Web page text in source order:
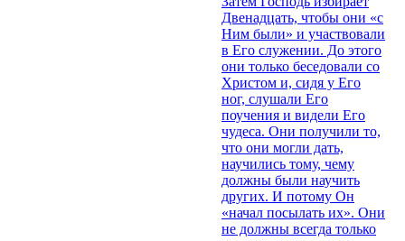
Двенадцать, чтобы они «с
Ним были» и участвовали
в Его служении. До этого
они только беседовали со
Христом и, сидя у Его
ног, слушали Его
поучения и видели Его
чудеса. Они получили то,
что они могли дать,
научились тому, чему
должны были научить
других. И потому Он
«начал посылать их». Они
не должны всегда только